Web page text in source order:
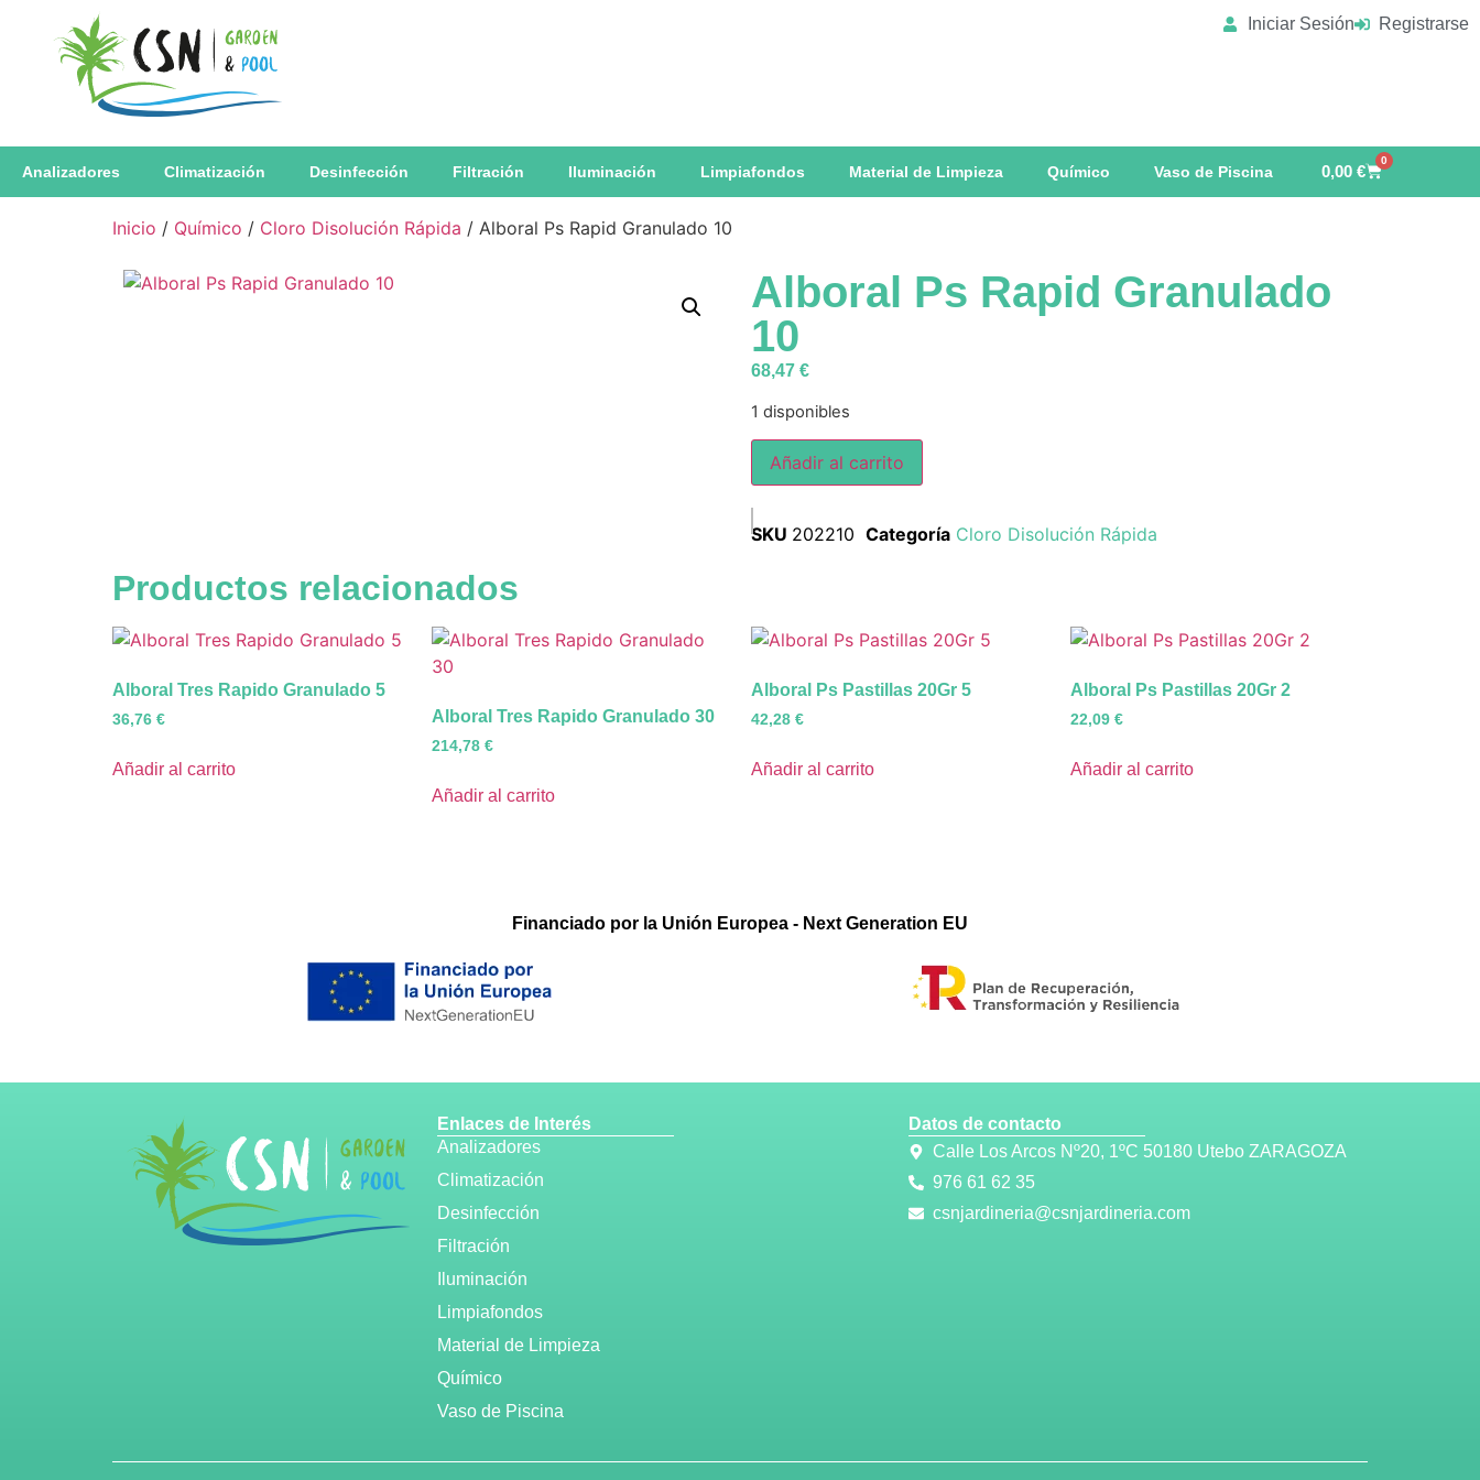
Iniciar Sesión Registrarse
Analizadores Climatización Desinfección Filtración Iluminación Limpiafondos Material de Limpieza Químico Vaso de Piscina 0,00 €
0
Inicio / Químico / Cloro Disolución Rápida / Alboral Ps Rapid Granulado 10
Alboral Ps Rapid Granulado
10
68,47 €
1 disponibles
Añadir al carrito
SKU 202210 Categoría Cloro Disolución Rápida
Productos relacionados
Alboral Tres Rapido Granulado 5
36,76 €
Añadir al carrito
Alboral Tres Rapido Granulado 30
214,78 €
Añadir al carrito
Alboral Ps Pastillas 20Gr 5
42,28 €
Añadir al carrito
Alboral Ps Pastillas 20Gr 2
22,09 €
Añadir al carrito
Financiado por la Unión Europea - Next Generation EU
Enlaces de Interés
Analizadores
Climatización
Desinfección
Filtración
Iluminación
Limpiafondos
Material de Limpieza
Químico
Vaso de Piscina
Datos de contacto
Calle Los Arcos Nº20, 1ºC 50180 Utebo ZARAGOZA
976 61 62 35
csnjardineria@csnjardineria.com